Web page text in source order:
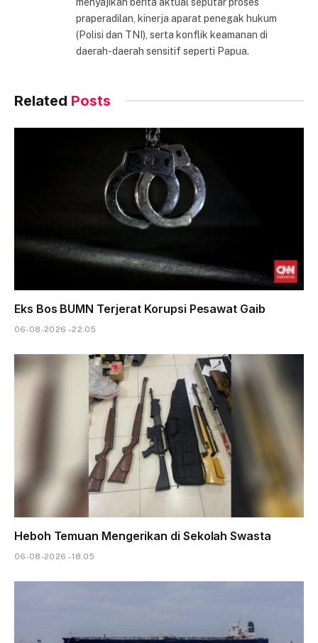
praperadilan, kinerja aparat penegak hukum
(Polisi dan TNI), serta konflik keamanan di
daerah-daerah sensitif seperti Papua.
Related Posts
Eks Bos BUMN Terjerat Korupsi Pesawat Gaib
06-08-2026 - 22.05
Heboh Temuan Mengerikan di Sekolah Swasta
06-08-2026 - 18.05